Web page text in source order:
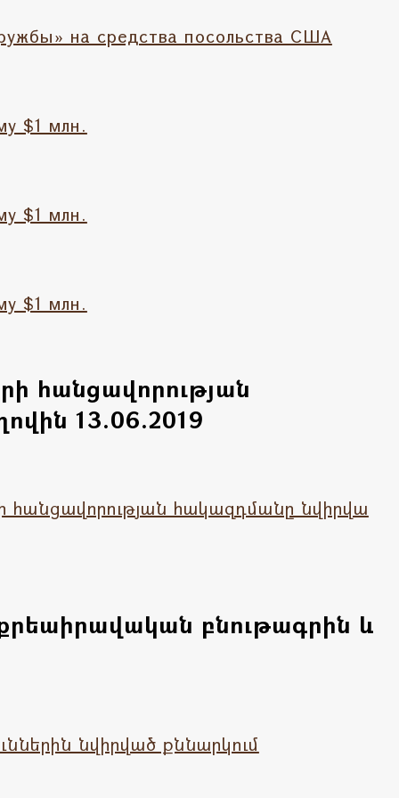
на средства посольства США
$1 млн.
$1 млн.
$1 млн.
հանցավորության
13.06.2019
հանցավորության հակազդմանը նվիրվա
բնութագրին և
նվիրված քննարկում